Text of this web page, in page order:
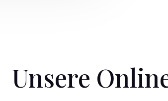
Unsere